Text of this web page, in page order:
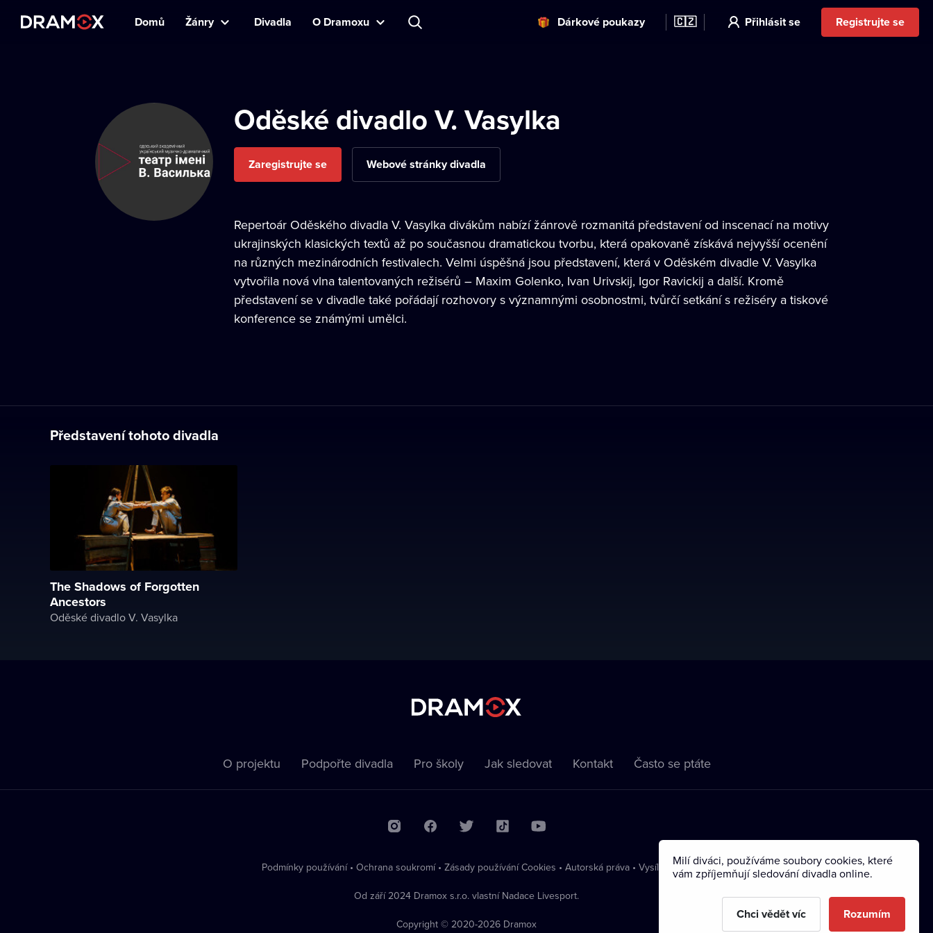
Domů Žánry Divadla O Dramoxu Dárkové poukazy 🇨🇿 Přihlásit se Registrujte se
Oděské divadlo V. Vasylka
Zaregistrujte se Webové stránky divadla
Repertoár Oděského divadla V. Vasylka divákům nabízí žánrově rozmanitá představení od inscenací na motivy
ukrajinských klasických textů až po současnou dramatickou tvorbu, která opakovaně získává nejvyšší ocenění
na různých mezinárodních festivalech. Velmi úspěšná jsou představení, která v Oděském divadle V. Vasylka
vytvořila nová vlna talentovaných režisérů – Maxim Golenko, Ivan Urivskij, Igor Ravickij a další. Kromě
představení se v divadle také pořádají rozhovory s významnými osobnostmi, tvůrčí setkání s režiséry a tiskové
konference se známými umělci.
Představení tohoto divadla
The Shadows of Forgotten
Ancestors
Oděské divadlo V. Vasylka
O projektu Podpořte divadla Pro školy Jak sledovat Kontakt Často se ptáte
Podmínky používání • Ochrana soukromí • Zásady používání Cookies • Autorská práva • Vysílání
Od září 2024 Dramox s.r.o. vlastní Nadace Livesport.
Copyright © 2020-2026 Dramox
Milí diváci, používáme soubory cookies, které
vám zpříjemňují sledování divadla online.
Chci vědět víc Rozumím